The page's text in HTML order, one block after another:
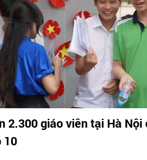
2.300 giáo viên tại Hà
10